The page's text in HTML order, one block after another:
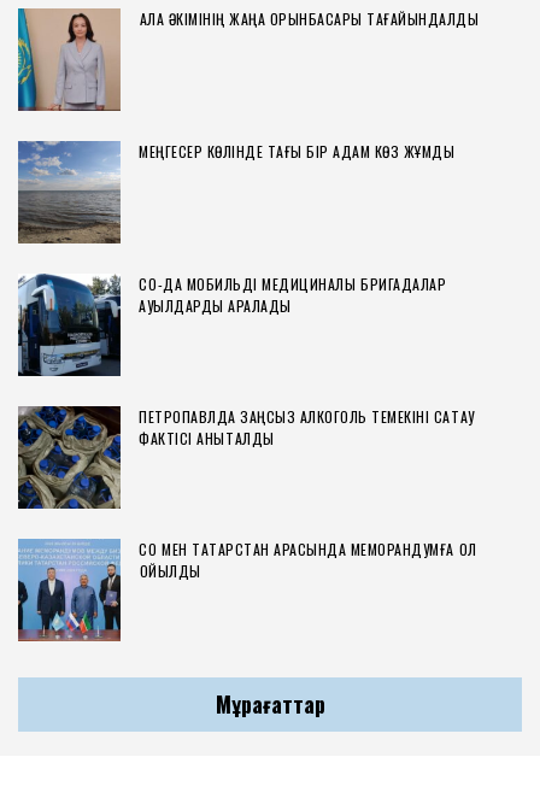
ҚАЛА ӘКІМІНІҢ ЖАҢА ОРЫНБАСАРЫ ТАҒАЙЫНДАЛДЫ
МЕҢГЕСЕР КӨЛІНДЕ ТАҒЫ БІР АДАМ КӨЗ ЖҰМДЫ
СҚО-ДА МОБИЛЬДІ МЕДИЦИНАЛЫҚ БРИГАДАЛАР
АУЫЛДАРДЫ АРАЛАДЫ
ПЕТРОПАВЛДА ЗАҢСЫЗ АЛКОГОЛЬ ТЕМЕКІНІ САҚТАУ
ФАКТІСІ АНЫҚТАЛДЫ
СҚО МЕН ТАТАРСТАН АРАСЫНДА МЕМОРАНДУМҒА ҚОЛ
ҚОЙЫЛДЫ
Мұрағаттар